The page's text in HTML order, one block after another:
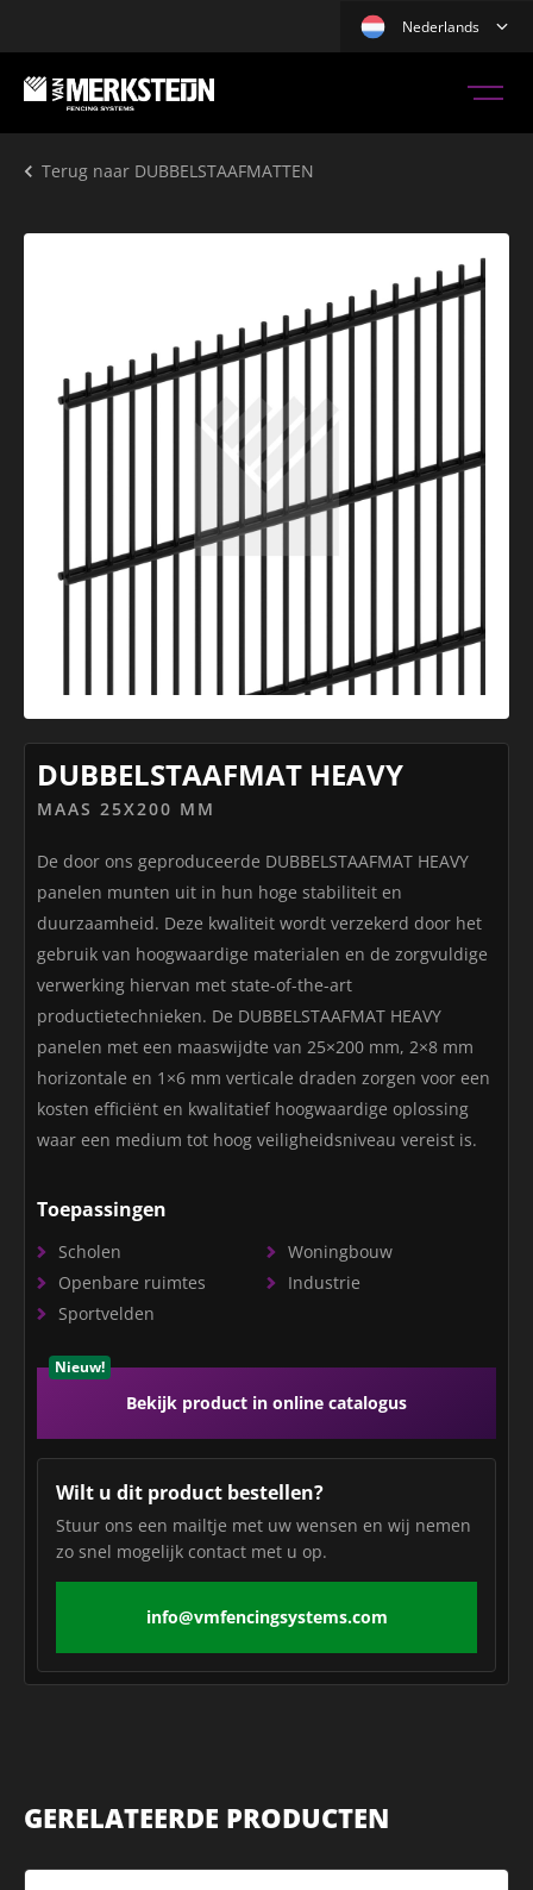
Nederlands
Terug naar DUBBELSTAAFMATTEN
DUBBELSTAAFMAT HEAVY
MAAS 25X200 MM
De door ons geproduceerde DUBBELSTAAFMAT HEAVY
panelen munten uit in hun hoge stabiliteit en
duurzaamheid. Deze kwaliteit wordt verzekerd door het
gebruik van hoogwaardige materialen en de zorgvuldige
verwerking hiervan met state-of-the-art
productietechnieken. De DUBBELSTAAFMAT HEAVY
panelen met een maaswijdte van 25×200 mm, 2×8 mm
horizontale en 1×6 mm verticale draden zorgen voor een
kosten efficiënt en kwalitatief hoogwaardige oplossing
waar een medium tot hoog veiligheidsniveau vereist is.
Toepassingen
Scholen
Woningbouw
Openbare ruimtes
Industrie
Sportvelden
Bekijk product in online catalogus
Nieuw!
Wilt u dit product bestellen?
Stuur ons een mailtje met uw wensen en wij nemen
zo snel mogelijk contact met u op.
info@vmfencingsystems.com
GERELATEERDE PRODUCTEN